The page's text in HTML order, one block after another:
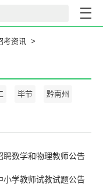
考资讯
毕节 黔南州
聘数学和物理教师公告
小学教师试教试题公告